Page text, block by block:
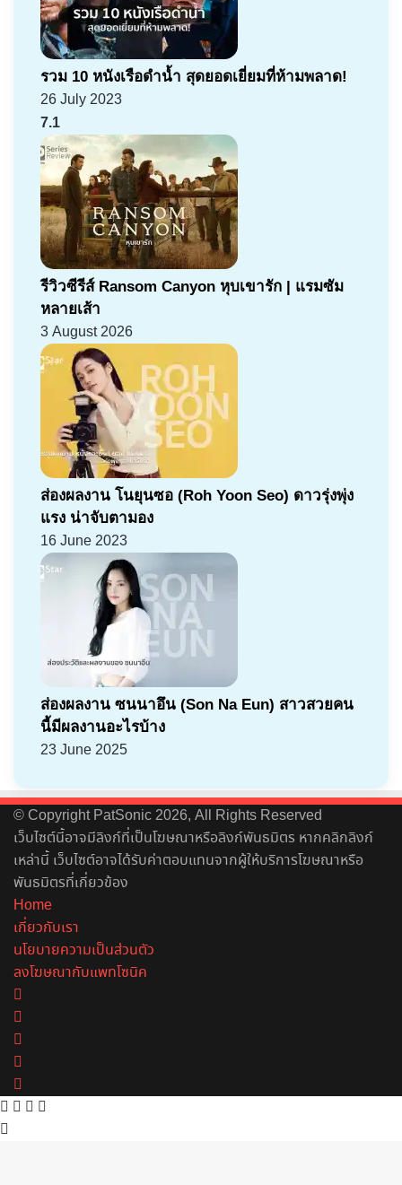
รวม 10 หนังเรือดำน้ำ สุดยอดเยี่ยมที่ห้ามพลาด!
26 July 2023
7.1
รีวิวซีรีส์ Ransom Canyon หุบเขารัก | แรมซัม
หลายเส้า
3 August 2026
ส่องผลงาน โนยุนซอ (Roh Yoon Seo) ดาวรุ่งพุ่ง
แรง น่าจับตามอง
16 June 2023
ส่องผลงาน ซนนาอึน (Son Na Eun) สาวสวยคน
นี้มีผลงานอะไรบ้าง
23 June 2025
© Copyright PatSonic 2026, All Rights Reserved
เว็บไซต์นี้อาจมีลิงก์ที่เป็นโฆษณาหรือลิงก์พันธมิตร หากคลิกลิงก์
เหล่านี้ เว็บไซต์อาจได้รับค่าตอบแทนจากผู้ให้บริการโฆษณาหรือ
พันธมิตรที่เกี่ยวข้อง
Home
เกี่ยวกับเรา
นโยบายความเป็นส่วนตัว
ลงโฆษณากับแพทโซนิค
Facebook
X Telegram